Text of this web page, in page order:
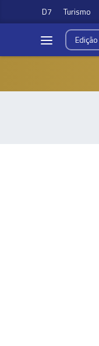
D7 Turismo
Edição